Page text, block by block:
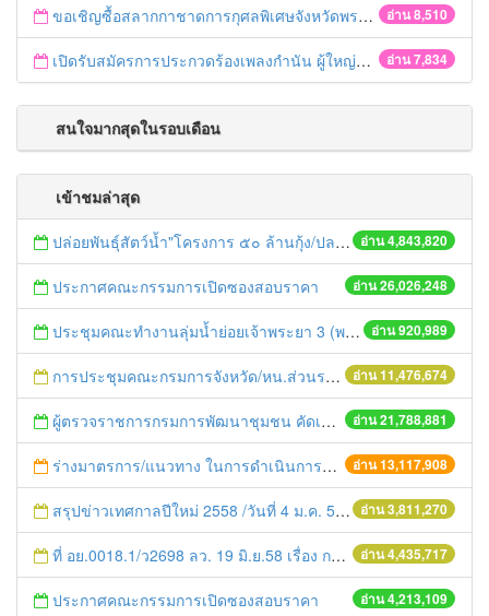
อ่าน 8,510
ขอเชิญซื้อสลากกาชาดการกุศลพิเศษจังหวัดพระนครศรีอยุธยา 2560
อ่าน 7,834
เปิดรับสมัครการประกวดร้องเพลงกำนัน ผู้ใหญ่บ้าน ฯลฯ
สนใจมากสุดในรอบเดือน
เข้าชมล่าสุด
อ่าน 4,843,820
ปล่อยพันธุ์สัตว์น้ำ"โครงการ ๕๐ ล้านกุ้ง/ปลา ฟื้นชีวิตใหม่ให้เจ้าพระยา
อ่าน 26,026,248
ประกาศคณะกรรมการเปิดซองสอบราคา
อ่าน 920,989
ประชุมคณะทำงานลุ่มน้ำย่อยเจ้าพระยา 3 (พระนครศรีอยุธยา-ปทุมธานี) ครั้งที่ 1/2558
อ่าน 11,476,674
การประชุมคณะกรมการจังหวัด/หน.ส่วนราชการประจำเดือน มิถุนายน 2558
อ่าน 21,788,881
ผู้ตรวจราชการกรมการพัฒนาชุมชน คัดเลือกข้าราชการและลูกจ้างดีเด่น และหน่วยงานพัฒนาชุมชนใสสะอาด ประจำปี ๒๕๕๔
อ่าน 13,117,908
ร่างมาตรการ/แนวทาง ในการดำเนินการประกอบการตรวจราชการแบบบูรณาการ
อ่าน 3,811,270
สรุปข่าวเทศกาลปีใหม่ 2558 /วันที่ 4 ม.ค. 58
อ่าน 4,435,717
ที่ อย.0018.1/ว2698 ลว. 19 มิ.ย.58 เรื่อง การแก้ไขปัญหาหนี้สินให้แก่เกษตรกร
อ่าน 4,213,109
ประกาศคณะกรรมการเปิดซองสอบราคา